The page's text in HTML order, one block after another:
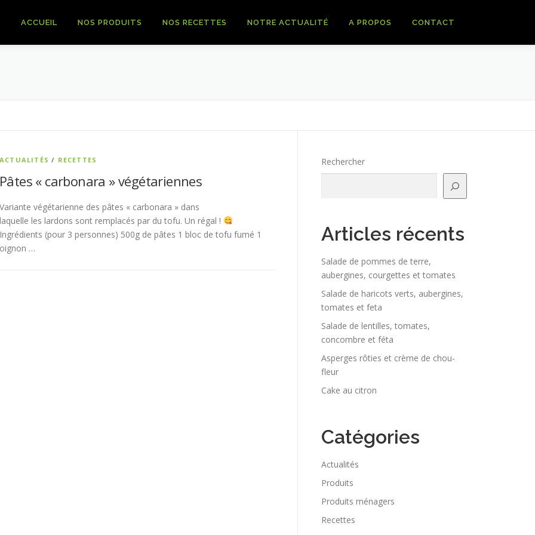
ACCUEIL NOS PRODUITS NOS RECETTES NOTRE ACTUALITÉ A PROPOS CONTACT
ACTUALITÉS / RECETTES
Pâtes « carbonara » végétariennes
Variante végétarienne des pâtes « carbonara » dans
laquelle les lardons sont remplacés par du tofu. Un régal !
Ingrédients (pour 3 personnes) 500g de pâtes 1 bloc de tofu fumé 1
oignon …
Rechercher
Articles récents
Salade de pommes de terre,
aubergines, courgettes et tomates
Salade de haricots verts, aubergines,
tomates et feta
Salade de lentilles, tomates,
concombre et féta
Asperges rôties et crème de chou-
fleur
Cake au citron
Catégories
Actualités
Produits
Produits ménagers
Recettes